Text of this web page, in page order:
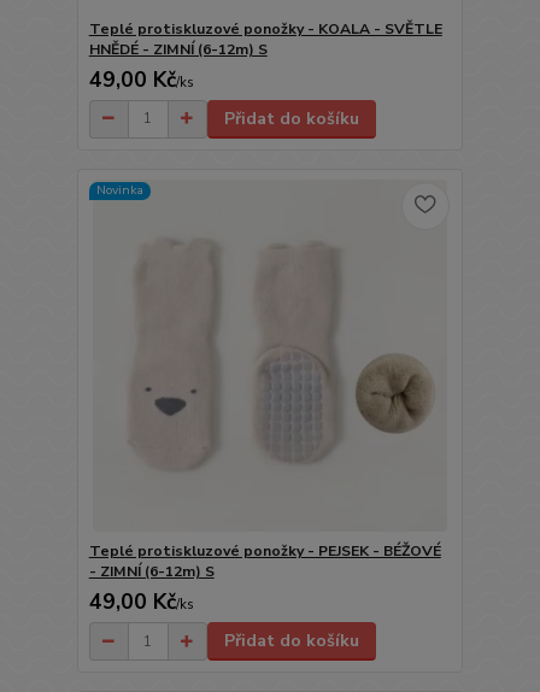
Teplé protiskluzové ponožky - KOALA - SVĚTLE
HNĚDÉ - ZIMNÍ (6-12m) S
49,00 Kč/ks
Přidat do košíku
Novinka
Teplé protiskluzové ponožky - PEJSEK - BÉŽOVÉ
- ZIMNÍ (6-12m) S
49,00 Kč/ks
Přidat do košíku